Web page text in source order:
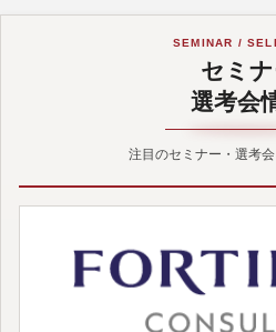
SEMINAR /
セミ
選考会
注目のセミナー・選考